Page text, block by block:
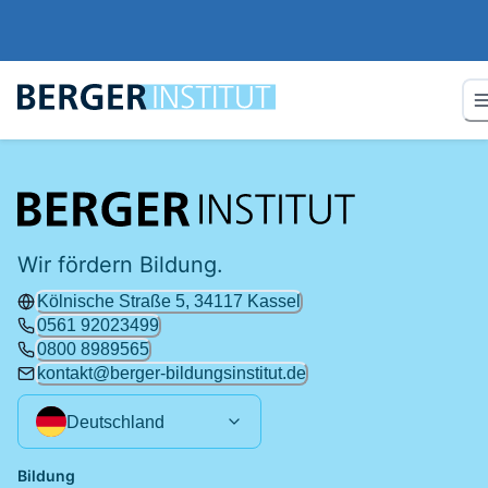
Wir fördern Bildung.
Kölnische Straße 5, 34117 Kassel
0561 92023499
0800 8989565
kontakt@berger-bildungsinstitut.de
Deutschland
Bildung